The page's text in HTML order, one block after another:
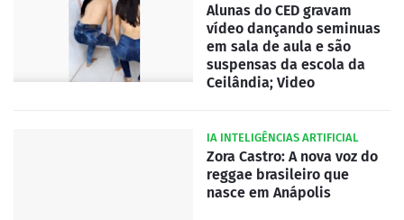
Alunas do CED gravam
vídeo dançando seminuas
em sala de aula e são
suspensas da escola da
Ceilândia; Video
IA INTELIGÊNCIAS ARTIFICIAL
Zora Castro: A nova voz do
reggae brasileiro que
nasce em Anápolis